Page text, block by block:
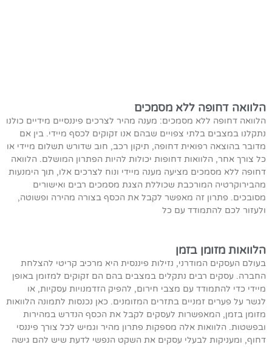
הלוואה דחופה ללא מסמכים
הלוואה דחופה ללא מסמכים: מענה מהיר לצרכים פיננסיים מידיים כולנו
נתקלנו במצבים בלתי צפויים שבהם אנו זקוקים לכסף מיידי. בין אם
מדובר בהוצאה רפואית דחופה, תיקון רכב, חוב שדורש תשלום מיידי או
כל צורך אחר, הלוואות דחופות יכולות להיות הפתרון המושלם. הלוואה
דחופה ללא מסמכים מציעה מענה מיידי ונוח לצרכים אלו, תוך הימנעות
מהבירוקרטיה המורכבת שכוללת הצגת מסמכים רבים ואישורים
מסובכים. פתרון זה מאפשר לקבל את הכסף בצורה מהירה ופשוטה,
ולעזור לכם להתמודד עם כל
הלוואות מזומן בזמן
בעולם העסקים המודרני, נזילות פיננסית היא מרכיב קריטי להצלחת
החברה. עסקים רבים נתקלים במצבים בהם הם זקוקים למזומן באופן
מיידי כדי להתמודד עם מצבי חירום, להפיק הזדמנויות עסקיות, או
לגשר על פערים זמניים בתזרים המזומנים. כאן נכנסות לתמונה הלוואות
מזומן בזמן, המאפשרות לעסקים לקבל את הכסף הנדרש במהירות
ובפשטות. הלוואות אלה מספקות פתרון מהיר וגמיש לכל צורך פיננסי
דחוף, ומעניקות לבעלי עסקים את השקט הנפשי לדעת שיש להם גישה